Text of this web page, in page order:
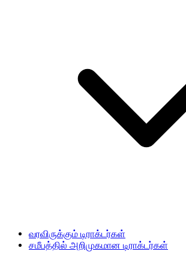
வரவிருக்கும் டிராக்டர்கள்
சமீபத்தில் அறிமுகமான டிராக்டர்கள்